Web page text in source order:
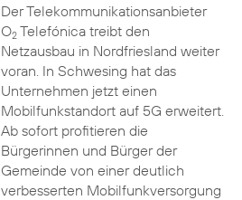
Der Telekommunikationsanbieter
O2Telefónica treibt den
Netzausbau in Nordfriesland weiter
voran. In Schwesing hat das
Unternehmen jetzt einen
Mobilfunkstandort auf 5G erweitert.
Ab sofort profitieren die
Bürgerinnen und Bürger der
Gemeinde von einer deutlich
verbesserten Mobilfunkversorgung